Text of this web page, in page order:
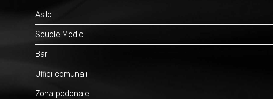
Asilo
Scuole Medie
Bar
Uffici comunali
Zona pedonale